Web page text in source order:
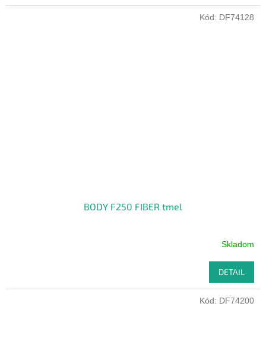
BODY F250 FIBER tmel
Skladom
DETAIL
Kód: DF74128
Kód: DF74200